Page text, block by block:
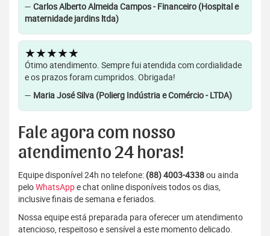
— Carlos Alberto Almeida Campos - Financeiro (Hospital e
maternidade jardins ltda)
★★★★★
Ótimo atendimento. Sempre fui atendida com cordialidade
e os prazos foram cumpridos. Obrigada!
— Maria José Silva (Polierg Indústria e Comércio - LTDA)
Fale agora com nosso
atendimento 24 horas!
Equipe disponível 24h no telefone: (88) 4003-4338ou ainda
peloWhatsAppe chat online disponíveis todos os dias,
inclusive finais de semana e feriados.
Nossa equipe está preparada para oferecer um atendimento
atencioso, respeitoso e sensível a este momento delicado.